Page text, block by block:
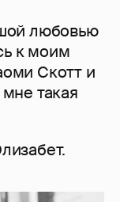
любовью
к моим
Скотт и
такая